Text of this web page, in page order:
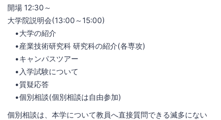
開場 12:30～
大学院説明会(13:00～15:00)
•大学の紹介
•産業技術研究科 研究科の紹介(各専攻)
•キャンパスツアー
•入学試験について
•質疑応答
•個別相談(個別相談は自由参加)
個別相談は、本学について教員へ直接質問できる滅多にない